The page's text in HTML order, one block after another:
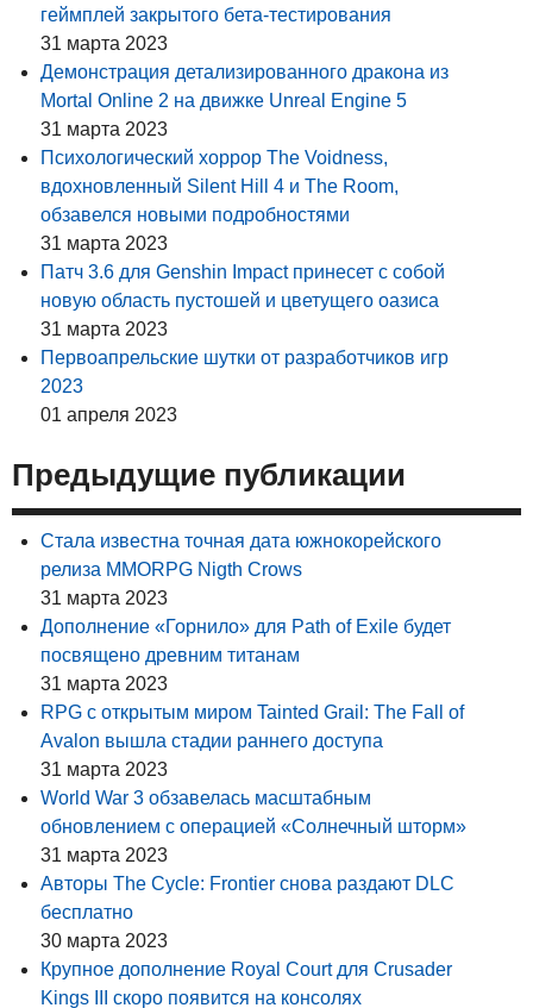
геймплей закрытого бета-тестирования
31 марта 2023
Демонстрация детализированного дракона из
Mortal Online 2 на движке Unreal Engine 5
31 марта 2023
Психологический хоррор The Voidness,
вдохновленный Silent Hill 4 и The Room,
обзавелся новыми подробностями
31 марта 2023
Патч 3.6 для Genshin Impact принесет с собой
новую область пустошей и цветущего оазиса
31 марта 2023
Первоапрельские шутки от разработчиков игр
2023
01 апреля 2023
Предыдущие публикации
Стала известна точная дата южнокорейского
релиза MMORPG Nigth Crows
31 марта 2023
Дополнение «Горнило» для Path of Exile будет
посвящено древним титанам
31 марта 2023
RPG с открытым миром Tainted Grail: The Fall of
Avalon вышла стадии раннего доступа
31 марта 2023
World War 3 обзавелась масштабным
обновлением с операцией «Солнечный шторм»
31 марта 2023
Авторы The Cycle: Frontier снова раздают DLC
бесплатно
30 марта 2023
Крупное дополнение Royal Court для Crusader
Kings III скоро появится на консолях